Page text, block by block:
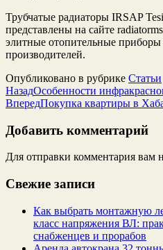
Трубчатые радиаторы IRSAP
представлены на сайте
элитные отопительные
производителей.
Опубликовано в рубрике Статьи
НазадОсобенности
ВпередПокупка квартиры в
Добавить комментарий
Для отправки комментария вам
Свежие записи
Как выбрать монтажную
класс напряжения ВЛ:
снабженцев и прорабов